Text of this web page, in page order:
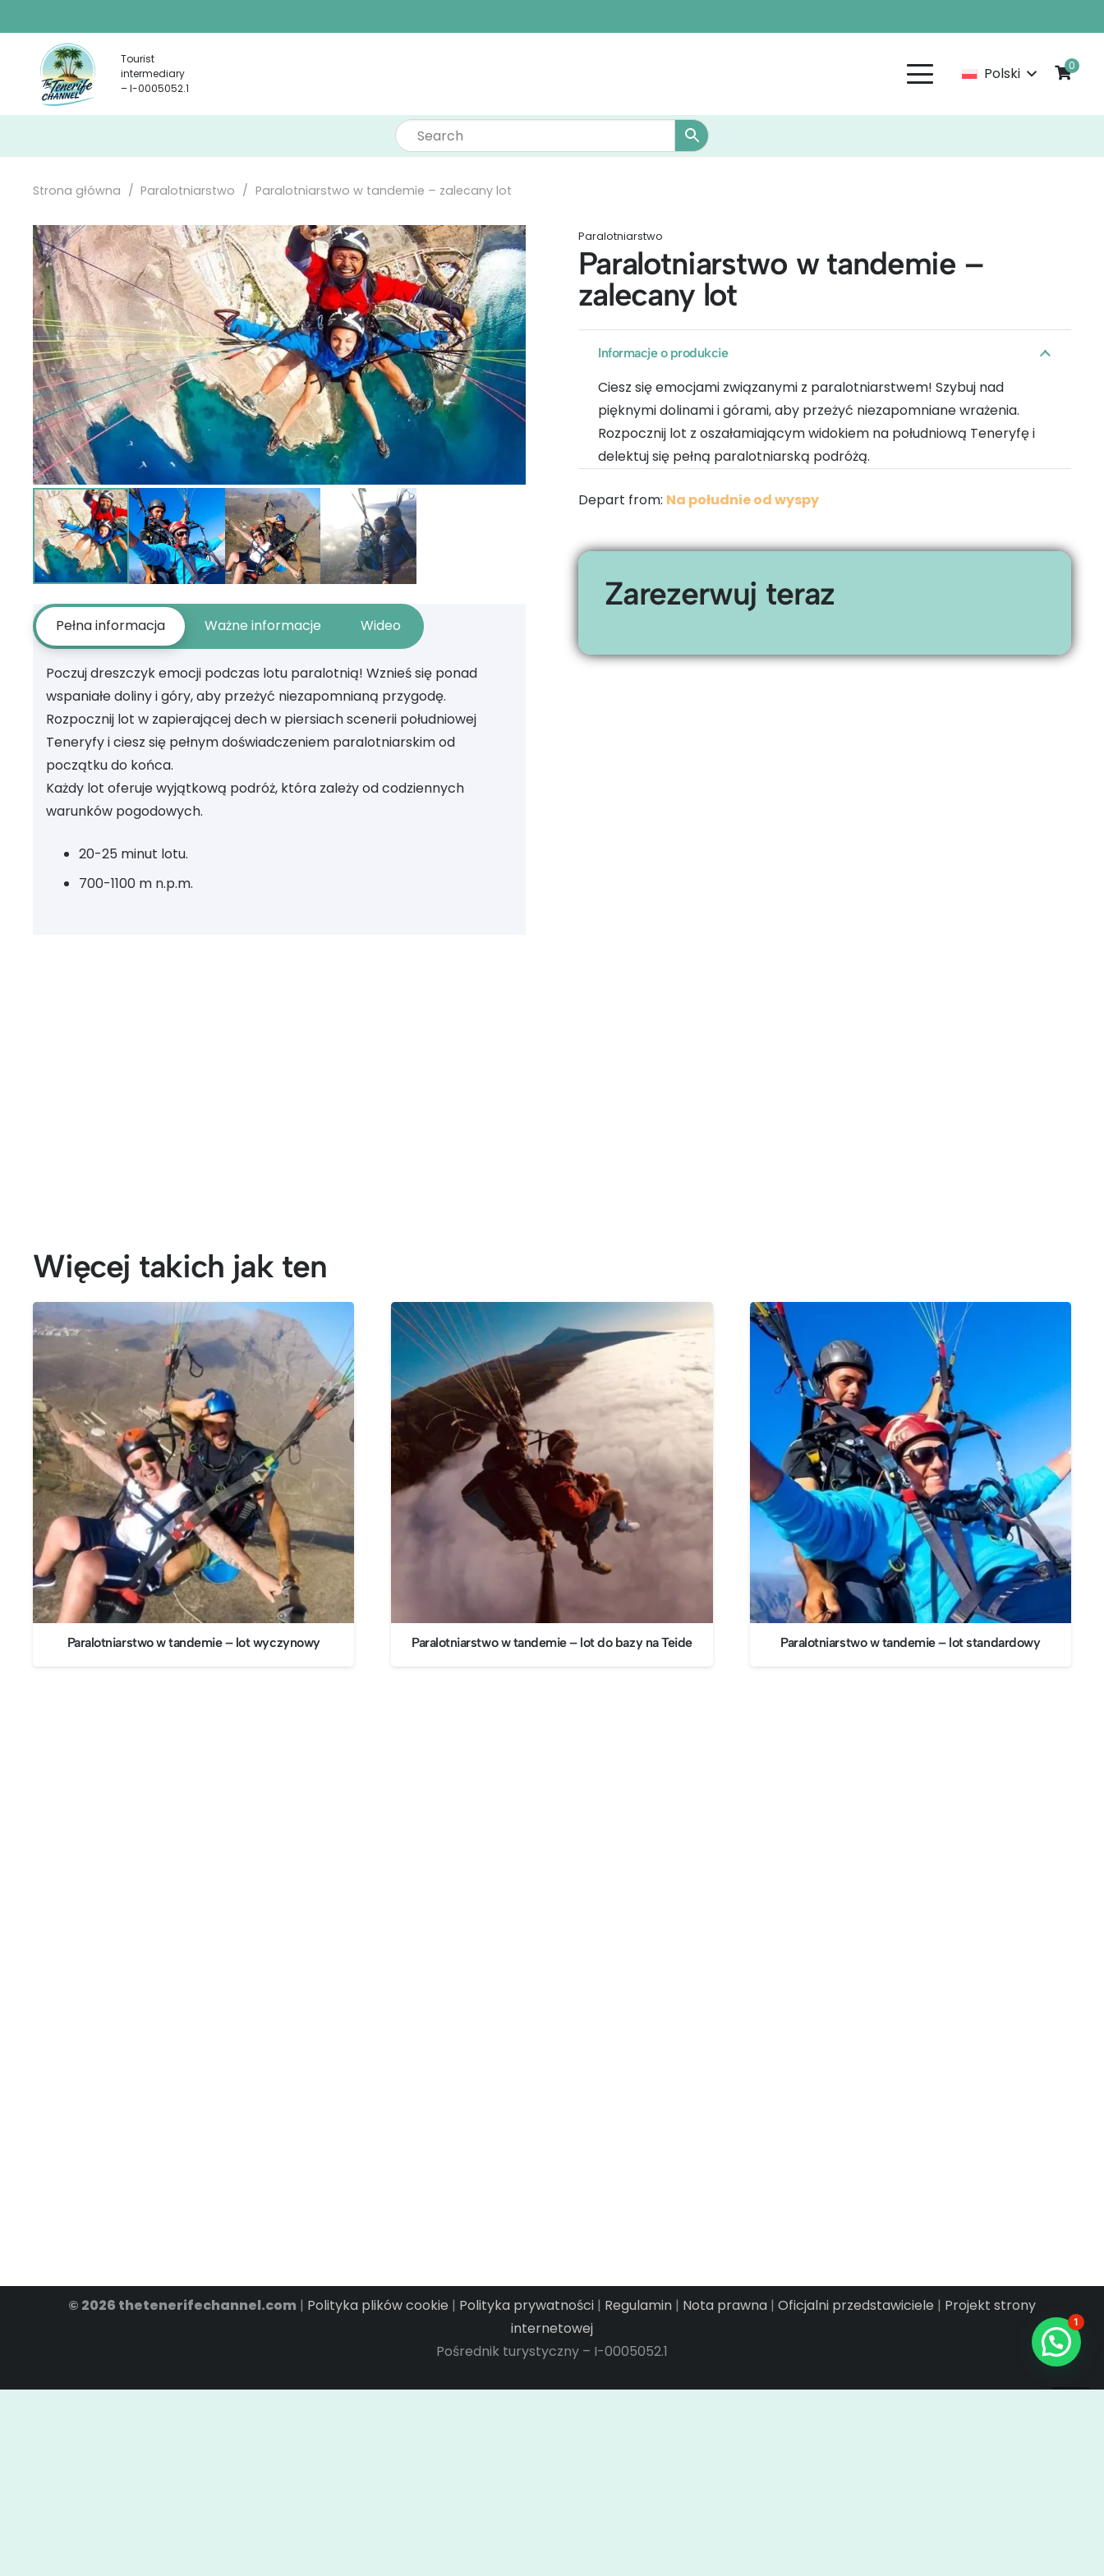
Tourist
intermediary
– I-0005052.1
Polski 0
Strona główna / Paralotniarstwo / Paralotniarstwo w tandemie – zalecany lot
Pełna informacja Ważne informacje Wideo
Poczuj dreszczyk emocji podczas lotu paralotnią! Wznieś się ponad
wspaniałe doliny i góry, aby przeżyć niezapomnianą przygodę.
Rozpocznij lot w zapierającej dech w piersiach scenerii południowej
Teneryfy i ciesz się pełnym doświadczeniem paralotniarskim od
początku do końca.
Każdy lot oferuje wyjątkową podróż, która zależy od codziennych
warunków pogodowych.
20-25 minut lotu.
700-1100 m n.p.m.
Paralotniarstwo
Paralotniarstwo w tandemie –
zalecany lot
Informacje o produkcie
Ciesz się emocjami związanymi z paralotniarstwem! Szybuj nad
pięknymi dolinami i górami, aby przeżyć niezapomniane wrażenia.
Rozpocznij lot z oszałamiającym widokiem na południową Teneryfę i
delektuj się pełną paralotniarską podróżą.
Depart from: Na południe od wyspy
Zarezerwuj teraz
Więcej takich jak ten
Paralotniarstwo w tandemie – lot wyczynowy Paralotniarstwo w tandemie – lot do bazy na Teide Paralotniarstwo w tandemie – lot standardowy
© 2026 thetenerifechannel.com | Polityka plików cookie | Polityka prywatności | Regulamin | Nota prawna | Oficjalni przedstawiciele | Projekt strony
internetowej
Pośrednik turystyczny – I-0005052.1
1